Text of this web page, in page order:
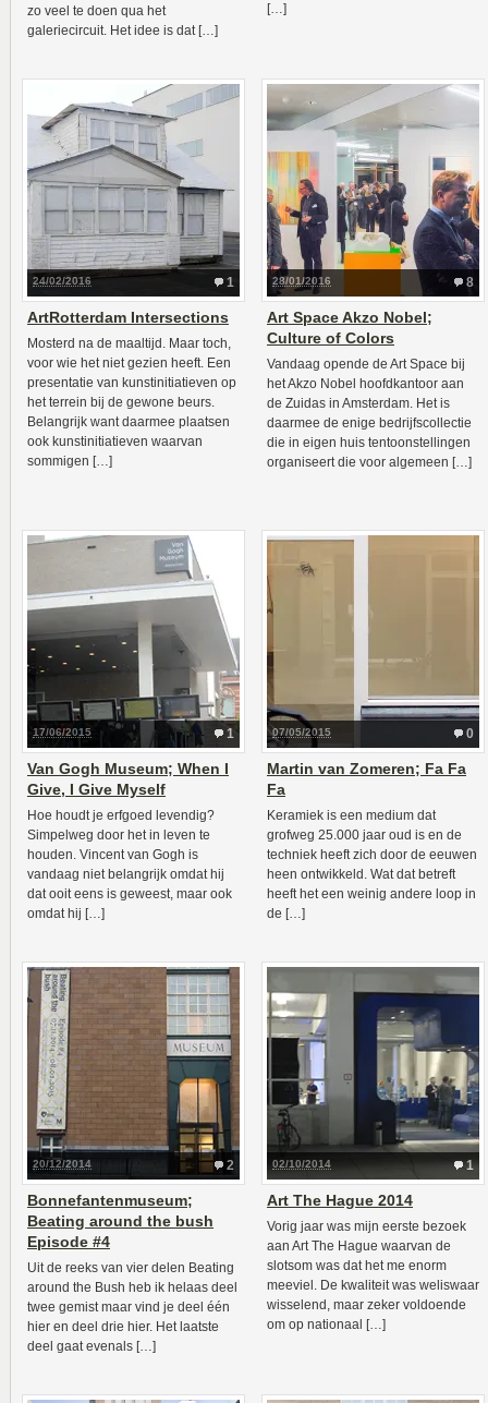
zo veel te doen qua het
galeriecircuit. Het idee is dat […]
[…]
1
24/02/2016
ArtRotterdam Intersections
Mosterd na de maaltijd. Maar toch,
voor wie het niet gezien heeft. Een
presentatie van kunstinitiatieven op
het terrein bij de gewone beurs.
Belangrijk want daarmee plaatsen
ook kunstinitiatieven waarvan
sommigen […]
8
28/01/2016
Art Space Akzo Nobel;
Culture of Colors
Vandaag opende de Art Space bij
het Akzo Nobel hoofdkantoor aan
de Zuidas in Amsterdam. Het is
daarmee de enige bedrijfscollectie
die in eigen huis tentoonstellingen
organiseert die voor algemeen […]
1
17/06/2015
Van Gogh Museum; When I
Give, I Give Myself
Hoe houdt je erfgoed levendig?
Simpelweg door het in leven te
houden. Vincent van Gogh is
vandaag niet belangrijk omdat hij
dat ooit eens is geweest, maar ook
omdat hij […]
0
07/05/2015
Martin van Zomeren; Fa Fa
Fa
Keramiek is een medium dat
grofweg 25.000 jaar oud is en de
techniek heeft zich door de eeuwen
heen ontwikkeld. Wat dat betreft
heeft het een weinig andere loop in
de […]
2
20/12/2014
Bonnefantenmuseum;
Beating around the bush
Episode #4
Uit de reeks van vier delen Beating
around the Bush heb ik helaas deel
twee gemist maar vind je deel één
hier en deel drie hier. Het laatste
deel gaat evenals […]
1
02/10/2014
Art The Hague 2014
Vorig jaar was mijn eerste bezoek
aan Art The Hague waarvan de
slotsom was dat het me enorm
meeviel. De kwaliteit was weliswaar
wisselend, maar zeker voldoende
om op nationaal […]